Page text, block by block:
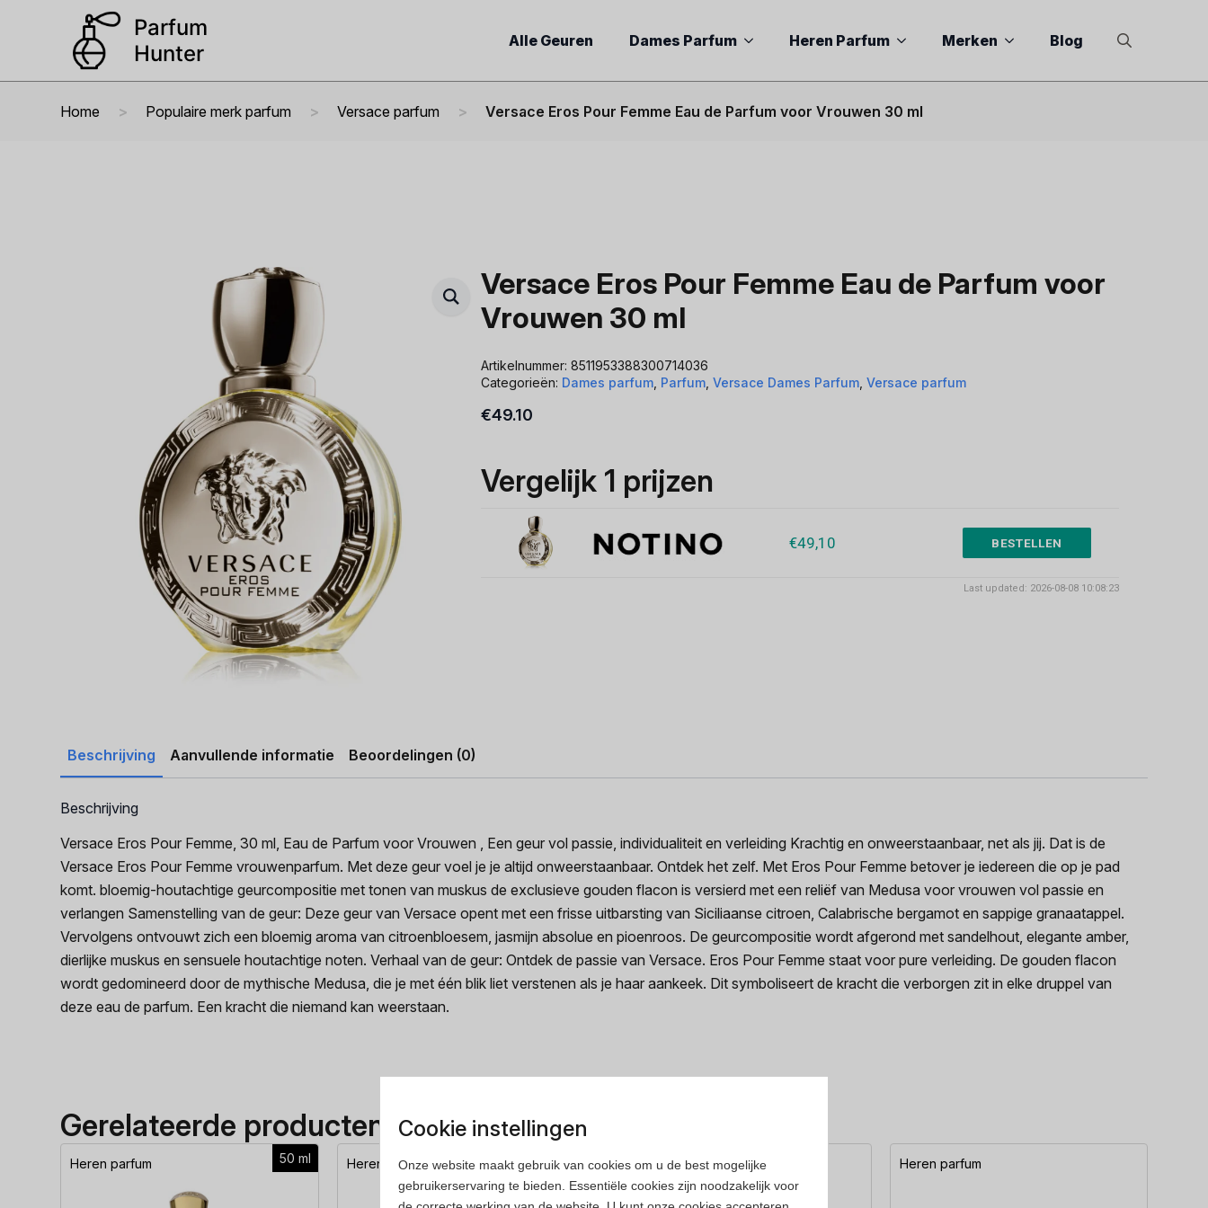
Alle Geuren Dames Parfum Heren Parfum Merken
Blog
Home Populaire merk parfum Versace parfum Versace Eros Pour Femme Eau de Parfum voor Vrouwen 30 ml
Versace Eros Pour Femme Eau de Parfum voor
Vrouwen 30 ml
Artikelnummer:8511953388300714036
Categorieën: Dames parfum Parfum ,Versace Dames Parfum ,Versace parfum
€49.10
Vergelijk 1 prijzen
€49,10 BESTELLEN
Last updated: 2026-08-08 10:08:23
Beschrijving Aanvullende informatie Beoordelingen (0)
Beschrijving
Versace Eros Pour Femme, 30 ml, Eau de Parfum voor Vrouwen , Een geur vol passie, individualiteit en verleiding Krachtig en onweerstaanbaar, net als jij. Dat is de
Versace Eros Pour Femme vrouwenparfum. Met deze geur voel je je altijd onweerstaanbaar. Ontdek het zelf. Met Eros Pour Femme betover je iedereen die op je pad
komt. bloemig-houtachtige geurcompositie met tonen van muskus de exclusieve gouden flacon is versierd met een reliëf van Medusa voor vrouwen vol passie en
verlangen Samenstelling van de geur: Deze geur van Versace opent met een frisse uitbarsting van Siciliaanse citroen, Calabrische bergamot en sappige granaatappel.
Vervolgens ontvouwt zich een bloemig aroma van citroenbloesem, jasmijn absolue en pioenroos. De geurcompositie wordt afgerond met sandelhout, elegante amber,
dierlijke muskus en sensuele houtachtige noten. Verhaal van de geur: Ontdek de passie van Versace. Eros Pour Femme staat voor pure verleiding. De gouden flacon
wordt gedomineerd door de mythische Medusa, die je met één blik liet verstenen als je haar aankeek. Dit symboliseert de kracht die verborgen zit in elke druppel van
deze eau de parfum. Een kracht die niemand kan weerstaan.
Gerelateerde producten
50 ml
Heren parfum Heren parfum Heren parfum Heren parfum
Cookie instellingen
Onze website maakt gebruik van cookies om u de best mogelijke
gebruikerservaring te bieden. Essentiële cookies zijn noodzakelijk voor